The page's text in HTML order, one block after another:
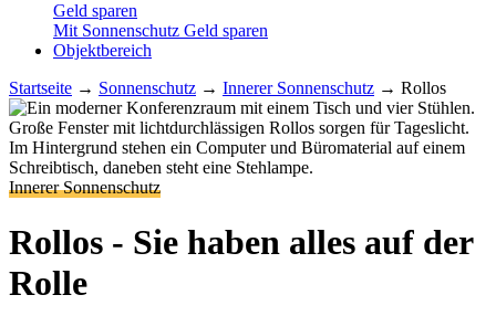
Geld sparen
Mit Sonnenschutz Geld sparen
Objektbereich
Startseite → Sonnenschutz → Innerer Sonnenschutz → Rollos
Innerer Sonnenschutz
Rollos - Sie haben alles auf der
Rolle